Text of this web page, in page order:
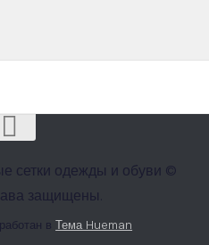
сетки одежды и обуви ©
защищены.
вТема Hueman